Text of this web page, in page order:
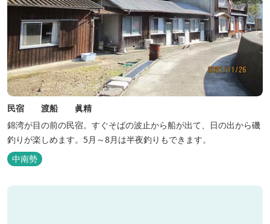
民宿 渡船 眞精
錦湾が目の前の民宿。すぐそばの波止から船が出て、日の出から磯
釣りが楽しめます。5月～8月は半夜釣りもできます。
中南勢